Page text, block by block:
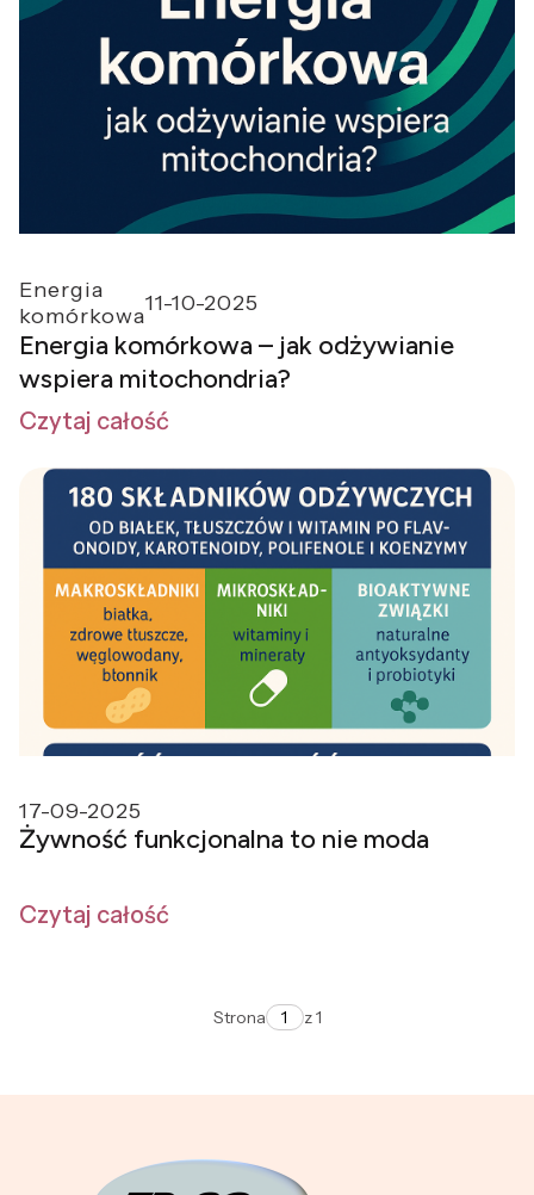
Energia
komórkowa11-10-2025
Energia komórkowa – jak odżywianie
wspiera mitochondria?
Czytaj całość
17-09-2025
Żywność funkcjonalna to nie moda
Czytaj całość
Strona z 1